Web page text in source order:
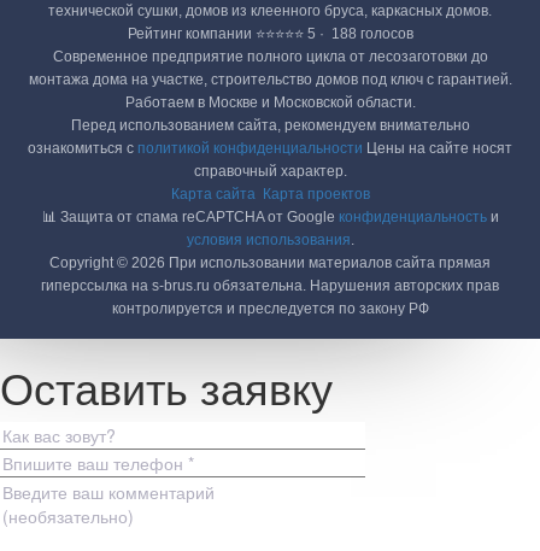
технической сушки, домов из клеенного бруса, каркасных домов.
Рейтинг компании ⭐⭐⭐⭐⭐ 5 · ‎ 188 голосов
Современное предприятие полного цикла от лесозаготовки до
монтажа дома на участке, строительство домов под ключ с гарантией.
Работаем в Москве и Московской области.
Перед использованием сайта, рекомендуем внимательно
ознакомиться с политикой конфиденциальности Цены на сайте носят
справочный характер.
Карта сайта
Карта проектов
📊 Защита от спама reCAPTCHA от Google конфиденциальностьи
условия использования.
Copyright © 2026 При использовании материалов сайта прямая
гиперссылка на s-brus.ru обязательна. Нарушения авторских прав
контролируется и преследуется по закону РФ
Оставить заявку